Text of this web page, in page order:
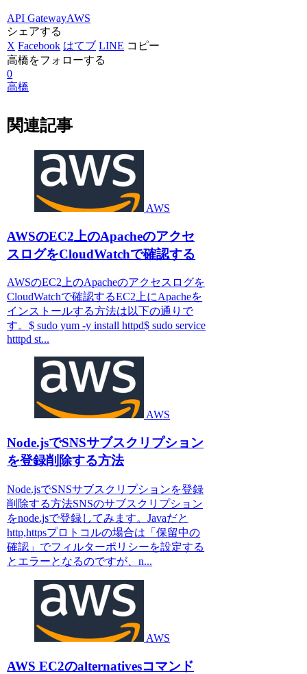
API GatewayAWS
シェアする
X Facebook はてブ LINE コピー
高橋をフォローする
0
高橋
関連記事
AWS
AWSのEC2上のApacheのアクセ
スログをCloudWatchで確認する
AWSのEC2上のApacheのアクセスログを
CloudWatchで確認するEC2上にApacheを
インストールする方法は以下の通りで
す。$ sudo yum -y install httpd$ sudo service
htttpd st...
AWS
Node.jsでSNSサブスクリプション
を登録削除する方法
Node.jsでSNSサブスクリプションを登録
削除する方法SNSのサブスクリプション
をnode.jsで登録してみます。Javaだと
http,httpsプロトコルの場合は「保留中の
確認」でフィルターポリシーを設定する
とエラーとなるのですが、n...
AWS
AWS EC2のalternativesコマンド